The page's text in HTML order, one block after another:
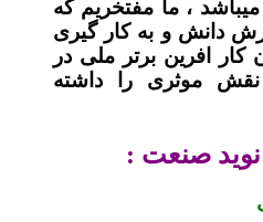
، ما مفتخریم که
دانش و به کار گیری
افرین برتر ملی در
موثری را داشته
صنعت :